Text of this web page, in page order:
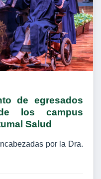
de egresados
los campus
Salud
por la Dra.